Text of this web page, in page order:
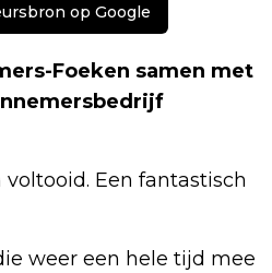
op Google
Foeken samen met
Een fantastisch
weer een hele tijd mee